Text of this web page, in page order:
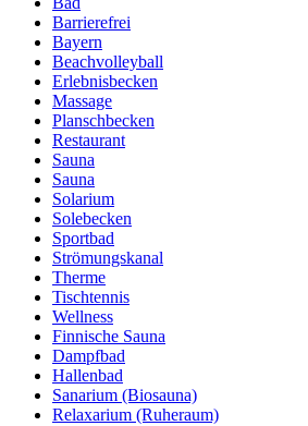
Barrierefrei
Bayern
Beachvolleyball
Erlebnisbecken
Massage
Planschbecken
Restaurant
Sauna
Sauna
Solarium
Solebecken
Sportbad
Strömungskanal
Therme
Tischtennis
Wellness
Finnische Sauna
Dampfbad
Hallenbad
Sanarium (Biosauna)
Relaxarium (Ruheraum)